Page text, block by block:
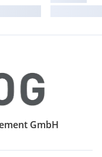
GmbH